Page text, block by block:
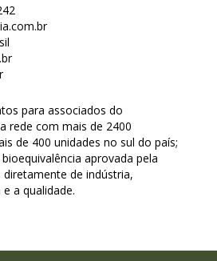
para associados do
rede com mais de 2400
de 400 unidades no sul do país;
aprovada pela
diretamente de indústria,
a qualidade.